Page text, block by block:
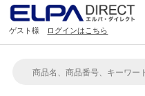
ゲスト様 ログインはこちら